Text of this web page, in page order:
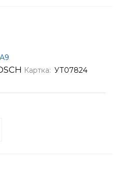
Картка: УТ07824